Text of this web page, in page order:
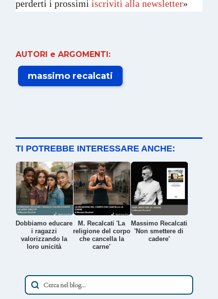
perderti i prossimi iscriviti alla newsletter»
AUTORI e ARGOMENTI:
massimo recalcati
TI POTREBBE INTERESSARE ANCHE:
Dobbiamo educare
i ragazzi
valorizzando la
loro unicità
M. Recalcati 'La
religione del corpo
che cancella la
carne'
Massimo Recalcati
'Non smettere di
cadere'